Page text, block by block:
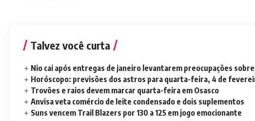
Talvez você curta
Nio cai após entregas de janeiro levantarem preocupações sobre
Horóscopo: previsões dos astros para quarta-feira, 4 de
Trovões e raios devem marcar quarta-feira em Osasco
Anvisa veta comércio de leite condensado e dois suplementos
Suns vencem Trail Blazers por 130 a 125 em jogo emocionante